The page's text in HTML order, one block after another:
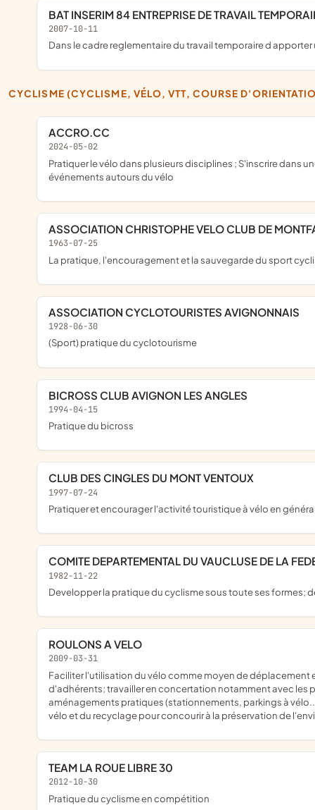
BAT INSERIM 84 ENTREPRISE DE TRAVAIL
2007-10-11
dans le cadre reglementaire du travail temporaire d
CYCLISME (CYCLISME, VÉLO, VTT, COURSE
ACCRO.CC
2024-05-02
pratiquer le vélo dans plusieurs disciplines ; S'inscrire dans une démarche de développement durable et de bien être par la promotion du vélo comme mobilité douce en matière de transport ; créer des
événements autours du vélo
ASSOCIATION CHRISTOPHE VELO CLUB DE
1963-07-25
la pratique, l'encouragement et la sauvegarde du sport
ASSOCIATION CYCLOTOURISTES AVIGNONNAIS
1928-06-30
(sport) pratique du cyclotourisme
BICROSS CLUB AVIGNON LES ANGLES
1994-04-15
pratique du bicross
CLUB DES CINGLES DU MONT VENTOUX
1997-07-24
pratiquer et encourager l'activité touristique à vélo en
COMITE DEPARTEMENTAL DU VAUCLUSE DE LA
1982-11-22
developper la pratique du cyclisme sous toute ses formes;
ROULONS A VELO
2009-03-31
faciliter l'utilisation du vélo comme moyen de déplacement et de transport alternatif à la voiture individuelle; le principe de fonctionnement de l'association reposant sur l'implication d'un grand nombre
d'adhérents; travailler en concertation notamment avec les
aménagements pratiques (stationnements, parkings à
vélo et du recyclage pour concourir à la préservation de
TEAM LA ROUE LIBRE 30
2012-10-30
pratique du cyclisme en compétition